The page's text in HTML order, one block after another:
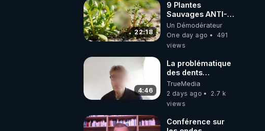
22:18
9 Plantes
Sauvages ANTI-
FAMINE: ces
Ressources
Haies
Un Démodérateur
One day ago
491
views
4:46
La problématique
des dents
dévitalisées et
des implants
TrueMedia
2 days ago
2.7 k
views
Conférence sur